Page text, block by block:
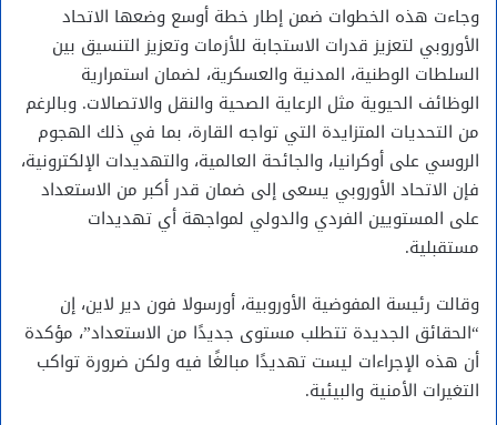
وجاءت هذه الخطوات ضمن إطار خطة أوسع وضعها الاتحاد
الأوروبي لتعزيز قدرات الاستجابة للأزمات وتعزيز التنسيق بين
السلطات الوطنية، المدنية والعسكرية، لضمان استمرارية
الوظائف الحيوية مثل الرعاية الصحية والنقل والاتصالات. وبالرغم
من التحديات المتزايدة التي تواجه القارة، بما في ذلك الهجوم
الروسي على أوكرانيا، والجائحة العالمية، والتهديدات الإلكترونية،
فإن الاتحاد الأوروبي يسعى إلى ضمان قدر أكبر من الاستعداد
على المستويين الفردي والدولي لمواجهة أي تهديدات
مستقبلية.
وقالت رئيسة المفوضية الأوروبية، أورسولا فون دير لاين، إن
“الحقائق الجديدة تتطلب مستوى جديدًا من الاستعداد”، مؤكدة
أن هذه الإجراءات ليست تهديدًا مبالغًا فيه ولكن ضرورة تواكب
التغيرات الأمنية والبيئية.